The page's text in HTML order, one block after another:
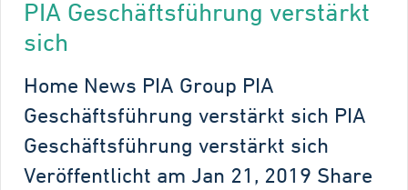
PIA Geschäftsführung verstärkt
sich
Home News PIA Group PIA
Geschäftsführung verstärkt sich PIA
Geschäftsführung verstärkt sich
Veröffentlicht am Jan 21, 2019 Share